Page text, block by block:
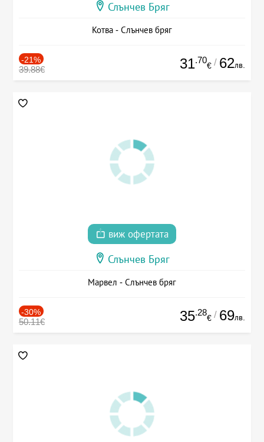
Слънчев Бряг
Котва - Слънчев бряг
-21%
39.88€ 31.70
€ / 62лв.
виж офертата
Слънчев Бряг
Марвел - Слънчев бряг
-30%
50.11€ 35.28
€ / 69лв.